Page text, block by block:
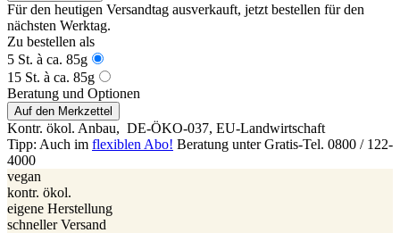
Für den heutigen Versandtag ausverkauft, jetzt bestellen für den
nächsten Werktag.
Zu bestellen als
5 St. à ca. 85g
15 St. à ca. 85g
Beratung und Optionen
Auf den Merkzettel
Kontr. ökol. Anbau, DE-ÖKO-037, EU-Landwirtschaft
Tipp: Auch im flexiblen Abo! Beratung unter Gratis-Tel. 0800 / 122-
4000
vegan
kontr. ökol.
eigene Herstellung
schneller Versand